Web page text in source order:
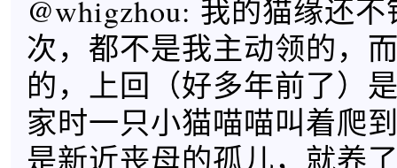
@whigzhou: 我的猫缘还
次，都不是我主动领的，
的，上回（好多年前了）
家时一只小猫喵喵叫着爬
是新近丧母的孤儿，就养